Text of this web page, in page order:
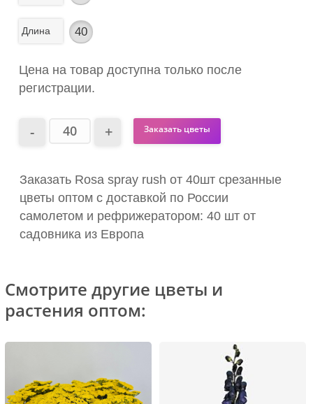
Длина 40
Цена на товар доступна только после
регистрации.
Заказать цветы
Заказать Rosa spray rush от 40шт срезанные
цветы оптом с доставкой по России
самолетом и рефрижератором: 40 шт от
садовника из Европа
Смотрите другие цветы и
растения оптом: